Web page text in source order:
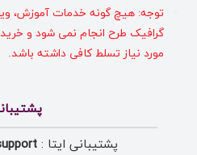
توجه: هیچ گونه خدمات آموزش،
گرافیک طرح انجام نمی شود و
مورد نیاز تسلط کافی داشته باشد.
پشتیبانی ایتا :